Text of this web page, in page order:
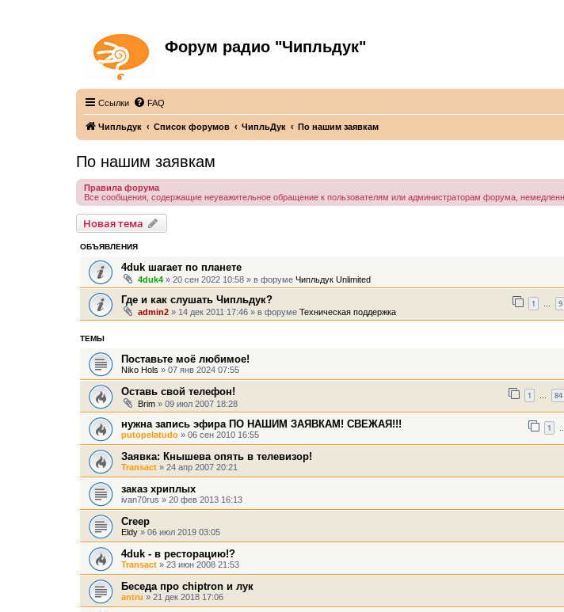
Форум радио "Чипльдук"
Ссылки FAQ
Чипльдук Список форумов ЧипльДук По нашим заявкам
По нашим заявкам
Правила форума
Все сообщения, содержащие неуважительное обращение к пользователям или администраторам форума,
Новая тема
ОБЪЯВЛЕНИЯ
4duk шагает по планете
4duk4 » 20 сен 2022 10:58 » в форуме Чипльдук Unlimited
Где и как слушать Чипльдук?
admin2 » 14 дек 2011 17:46 » в форуме Техническая поддержка
1 … 9
ТЕМЫ
Поставьте моё любимое!
Niko Hols » 07 янв 2024 07:55
Оставь свой телефон!
Brim » 09 июл 2007 18:28
1 … 84
нужна запись эфира ПО НАШИМ ЗАЯВКАМ! СВЕЖАЯ!!!
putopelatudo » 06 сен 2010 16:55
1
Заявка: Кнышева опять в телевизор!
Transact » 24 апр 2007 20:21
заказ хриплых
ivan70rus » 20 фев 2013 16:13
Creep
Eldy » 06 июл 2019 03:05
4duk - в ресторацию!?
Transact » 23 июн 2008 21:53
Беседа про chiptron и лук
antru » 21 дек 2018 17:06